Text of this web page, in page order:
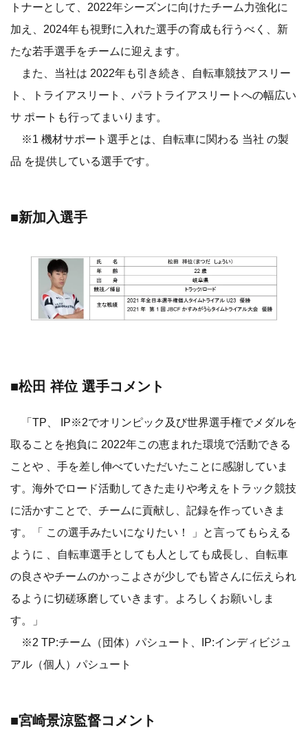
トナーとして、2022年シーズンに向けたチーム力強化に
加え、2024年も視野に入れた選手の育成も行うべく、新
たな若手選手をチームに迎えます。
また、当社は 2022年も引き続き、自転車競技アスリー
ト、トライアスリート、パラトライアスリートへの幅広い
サ ポートも行ってまいります。
※1 機材サポート選手とは、自転車に関わる 当社 の製
品 を提供している選手です。
■新加入選手
■松田 祥位 選手コメント
「TP、 IP※2でオリンピック及び世界選手権でメダルを
取ることを抱負に 2022年この恵まれた環境で活動できる
ことや 、手を差し伸べていただいたことに感謝していま
す。海外でロード活動してきた走りや考えをトラック競技
に活かすことで、チームに貢献し、記録を作っていきま
す。「 この選手みたいになりたい！ 」と言ってもらえる
ように 、自転車選手としても人としても成長し、自転車
の良さやチームのかっこよさが少しでも皆さんに伝えられ
るように切磋琢磨していきます。よろしくお願いしま
す。」
※2 TP:チーム（団体）パシュート、IP:インディビジュ
アル（個人）パシュート
■宮崎景涼監督コメント